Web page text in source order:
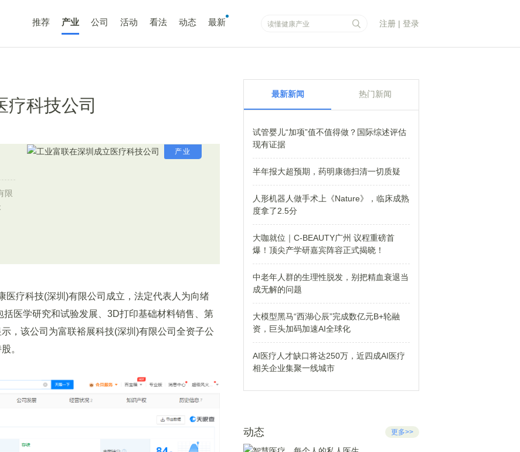
推荐 产业 公司 活动 看法 动态 最新 注册 | 登录
疗科技公司
产业
限
疗科技(深圳)有限公司成立，法定代表人为向绪
医学研究和试验发展、3D打印基础材料销售、第
，该公司为富联裕展科技(深圳)有限公司全资子公
。
最新新闻 热门新闻
试管婴儿“加项”值不值得做？国际综述评估
现有证据
半年报大超预期，药明康德扫清一切质疑
人形机器人做手术上《Nature》，临床成熟
度拿了2.5分
大咖就位｜C-BEAUTY广州 议程重磅首
爆！顶尖产学研嘉宾阵容正式揭晓！
中老年人群的生理性脱发，别把精血衰退当
成无解的问题
大模型黑马“西湖心辰”完成数亿元B+轮融
资，巨头加码加速AI全球化
AI医疗人才缺口将达250万，近四成AI医疗
相关企业集聚一线城市
动态 更多>>